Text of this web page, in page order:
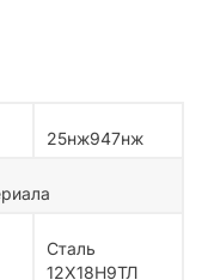
25нж947нж
Сталь
12Х18Н9ТЛ